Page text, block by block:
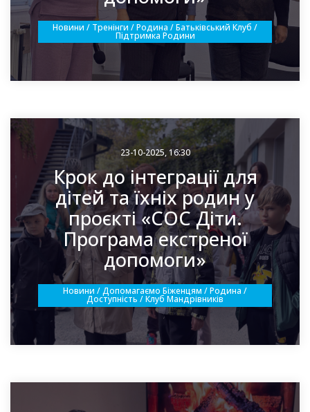
Новини / Тренінги / Родина / Батьківський Клуб /
Підтримка Родини
23-10-2025, 16:30
Крок до інтеграції для
дітей та їхніх родин у
проєкті «СОС Діти.
Програма екстреної
допомоги»
Новини / Допомагаємо Біженцям / Родина /
Доступність / Клуб Мандрівників